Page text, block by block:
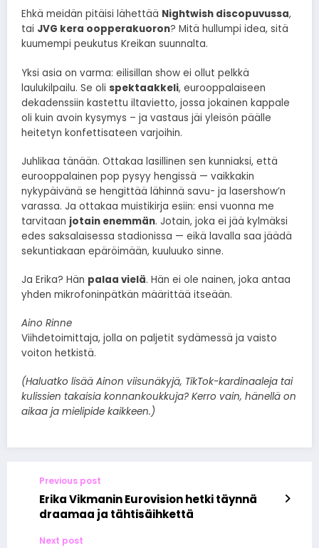
Ehkä meidän pitäisi lähettää Nightwish discopuvussa,
tai JVG kera oopperakuoron? Mitä hullumpi idea, sitä
kuumempi peukutus Kreikan suunnalta.
Yksi asia on varma: eilisillan show ei ollut pelkkä
laulukilpailu. Se oli spektaakkeli, eurooppalaiseen
dekadenssiin kastettu iltavietto, jossa jokainen kappale
oli kuin avoin kysymys – ja vastaus jäi yleisön päälle
heitetyn konfettisateen varjoihin.
Juhlikaa tänään. Ottakaa lasillinen sen kunniaksi, että
eurooppalainen pop pysyy hengissä — vaikkakin
nykypäivänä se hengittää lähinnä savu- ja lasershow’n
varassa. Ja ottakaa muistikirja esiin: ensi vuonna me
tarvitaan jotain enemmän. Jotain, joka ei jää kylmäksi
edes saksalaisessa stadionissa — eikä lavalla saa jäädä
sekuntiakaan epäröimään, kuuluuko sinne.
Ja Erika? Hän palaa vielä. Hän ei ole nainen, joka antaa
yhden mikrofoninpätkän määrittää itseään.
Aino Rinne
Viihdetoimittaja, jolla on paljetit sydämessä ja vaisto
voiton hetkistä.
(Haluatko lisää Ainon viisunäkyjä, TikTok-kardinaaleja tai
kulissien takaisia konnankoukkuja? Kerro vain, hänellä on
aikaa ja mielipide kaikkeen.)
Previous post
Erika Vikmanin Eurovision hetki täynnä
draamaa ja tähtisäihkettä
Next post